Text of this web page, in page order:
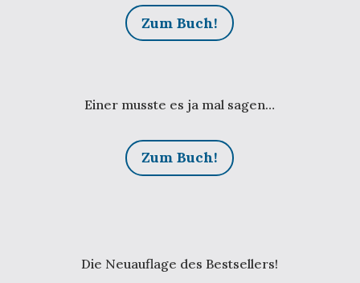
Zum Buch!
Einer musste es ja mal sagen…
Zum Buch!
Die Neuauflage des Bestsellers!